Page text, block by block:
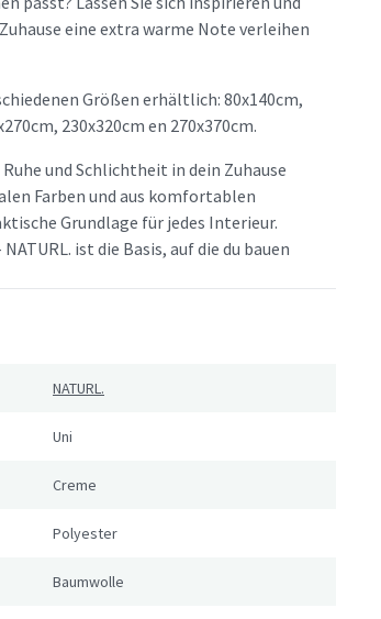
eine extra warme Note verleihen
Größen erhältlich: 80x140cm,
230x320cm en 270x370cm.
und Schlichtheit in dein Zuhause
Farben und aus komfortablen
Grundlage für jedes Interieur.
ist die Basis, auf die du bauen
NATURL.
Uni
Creme
Polyester
Baumwolle